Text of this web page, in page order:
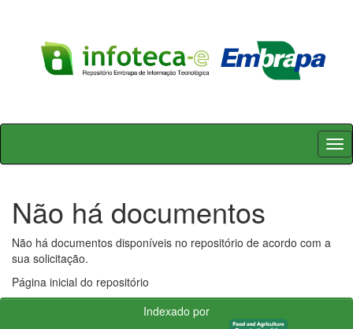
Skip
Não há documentos
Não há documentos disponíveis no repositório de acordo com a
sua solicitação.
Página inicial do repositório
Indexado por